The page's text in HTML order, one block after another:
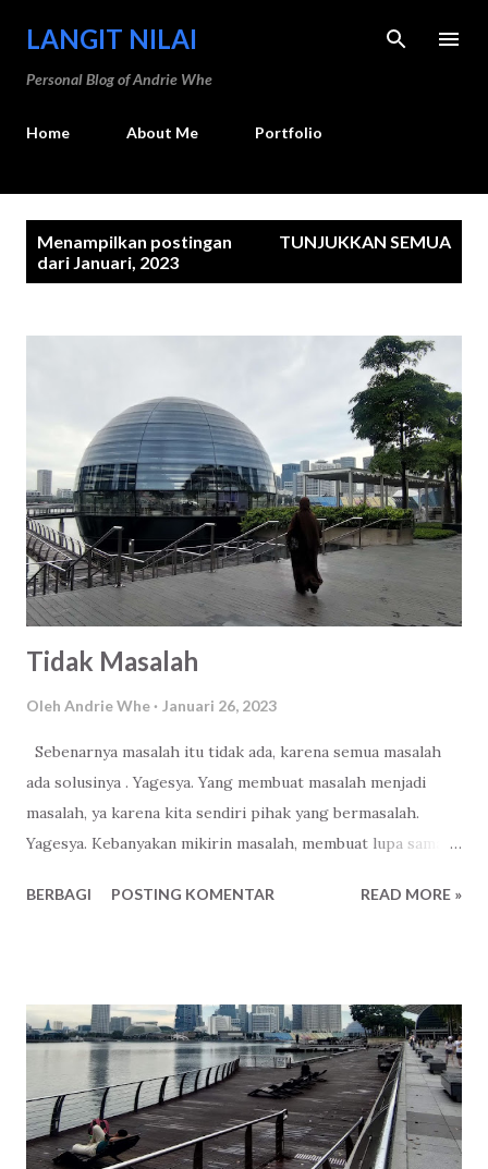
Langsung ke konten utama
LANGIT NILAI
Personal Blog of Andrie Whe
Home About Me Portfolio
Menampilkan postingan
dari Januari, 2023
TUNJUKKAN SEMUA
Tidak Masalah
Oleh Andrie Whe Januari 26, 2023
Sebenarnya masalah itu tidak ada, karena semua masalah
ada solusinya . Yagesya. Yang membuat masalah menjadi
masalah, ya karena kita sendiri pihak yang bermasalah.
Yagesya. Kebanyakan mikirin masalah, membuat lupa sama
Nggak ada sih, pengen cari masalah aja! Haha.
BERBAGI POSTING KOMENTAR READ MORE »